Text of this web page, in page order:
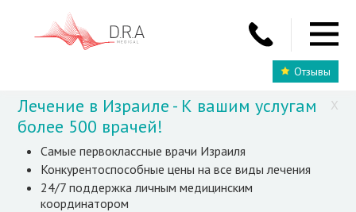
Отзывы
X
Лечение в Израиле - К вашим услугам
более 500 врачей!
Самые первоклассные врачи Израиля
Конкурентоспособные цены на все виды лечения
24/7 поддержка личным медицинским
координатором